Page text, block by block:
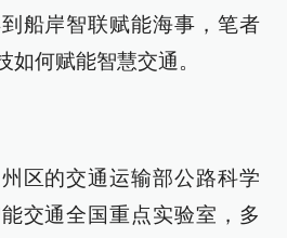
船岸智联赋能海事，笔者
如何赋能智慧交通。
区的交通运输部公路科学
交通全国重点实验室，多